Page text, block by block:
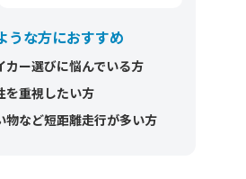
うな方におすすめ
カー選びに悩んでいる方
を重視したい方
物など短距離走行が多い方